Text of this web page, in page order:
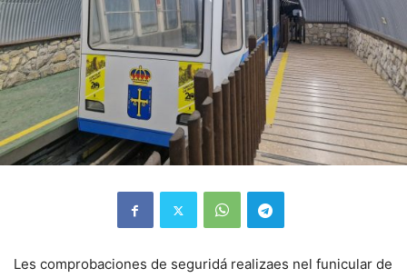
Les comprobaciones de seguridá realizaes nel funicular de